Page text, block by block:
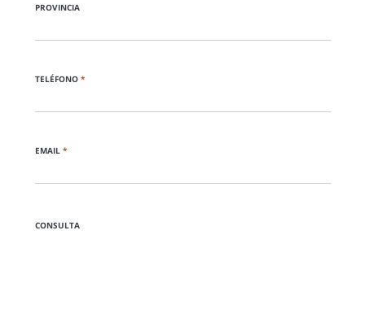
PROVINCIA
TELÉFONO *
EMAIL *
CONSULTA